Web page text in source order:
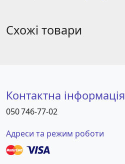
Схожі товари
Контактна інформація
050 746-77-02
Адреси та режим роботи